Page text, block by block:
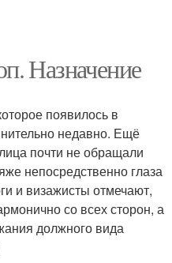
Назначение
появилось в
недавно. Ещё
почти не обращали
непосредственно глаза
и визажисты отмечают,
со всех сторон, а
должного вида